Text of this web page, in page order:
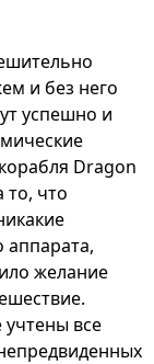
и без него
успешно и
Dragon
то, что
аппарата,
желание
учтены все